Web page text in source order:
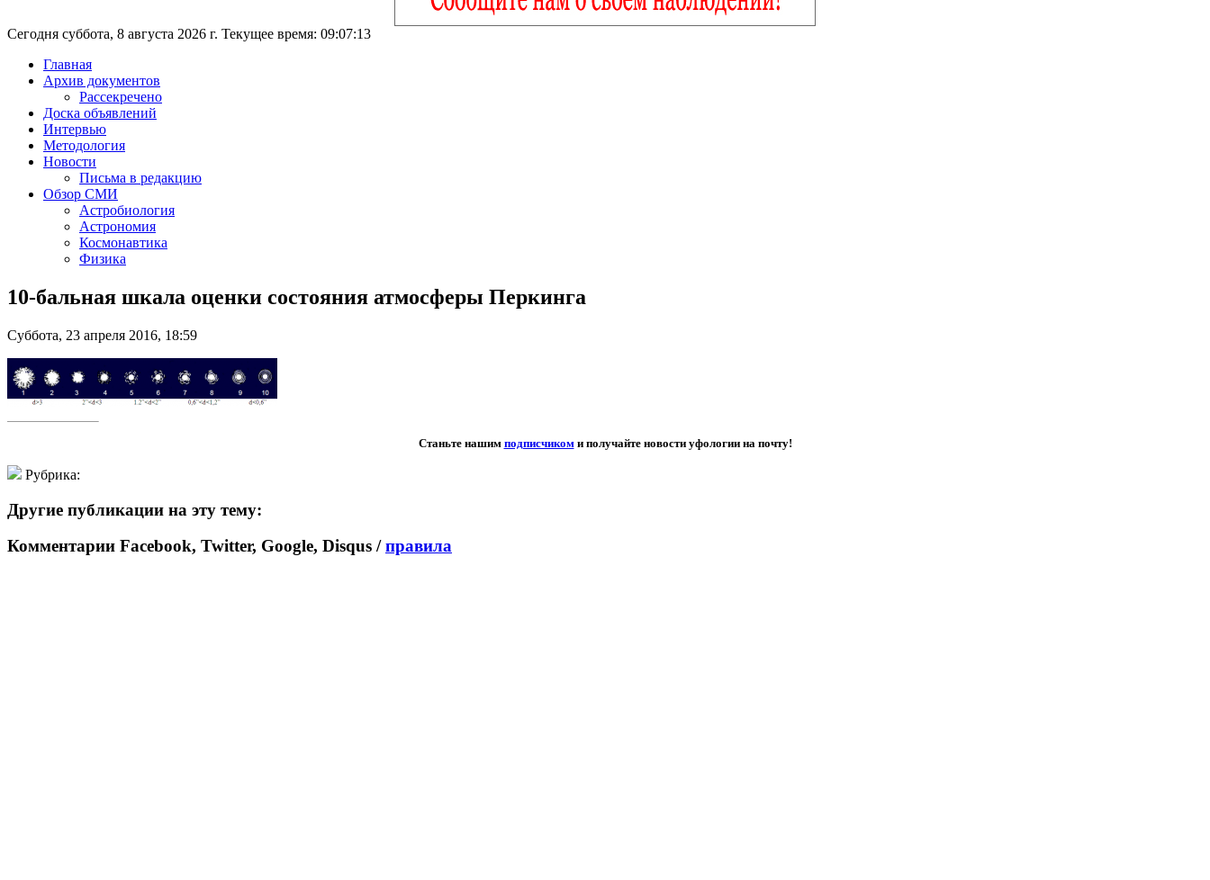
Сегодня суббота, 8 августа 2026 г. Текущее время: 09:07:13
Главная
Архив документов
Рассекречено
Доска объявлений
Интервью
Методология
Новости
Письма в редакцию
Обзор СМИ
Астробиология
Астрономия
Космонавтика
Физика
10-бальная шкала оценки состояния атмосферы Перкинга
Суббота, 23 апреля 2016, 18:59
Станьте нашим подписчикоми получайте новости уфологии на почту!
Рубрика:
Другие публикации на эту тему:
Комментарии Facebook, Twitter, Google, Disqus /правила